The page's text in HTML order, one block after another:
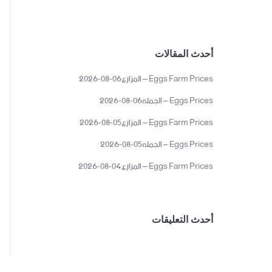
أحدث المقالات
Eggs Farm Prices – المزارع06-08-2026
Eggs Prices – الجمله06-08-2026
Eggs Farm Prices – المزارع05-08-2026
Eggs Prices – الجمله05-08-2026
Eggs Farm Prices – المزارع04-08-2026
أحدث التعليقات